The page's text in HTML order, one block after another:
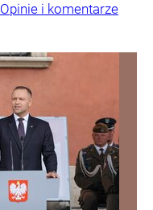
Opinie i komentarze